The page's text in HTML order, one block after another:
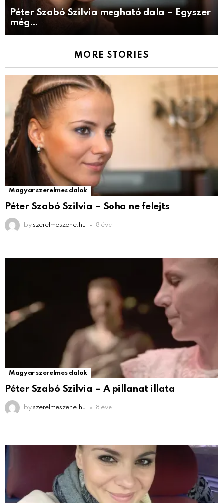
Péter Szabó Szilvia megható dala – Egyszer
még…
MORE STORIES
Magyar szerelmes dalok
Péter Szabó Szilvia – Soha ne felejts
by szerelmeszene.hu 8 éve
Magyar szerelmes dalok
Péter Szabó Szilvia – A pillanat illata
by szerelmeszene.hu 8 éve